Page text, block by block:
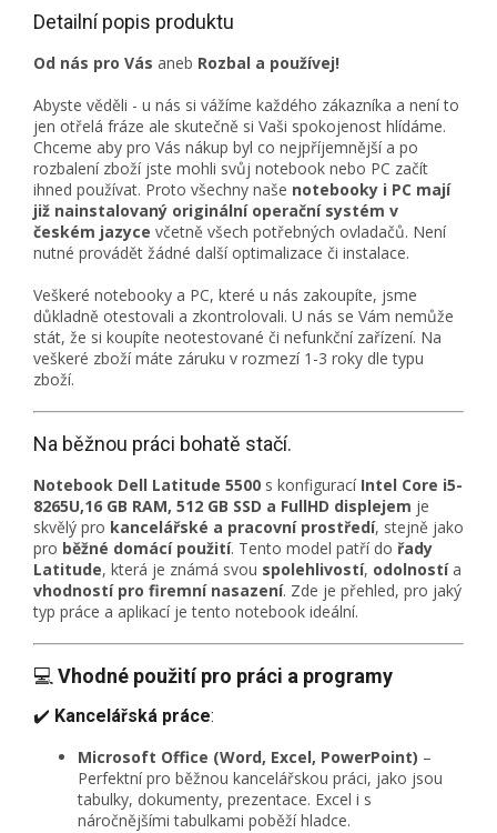
Detailní popis produktu
Od nás pro Vás aneb Rozbal a používej!
Abyste věděli - u nás si vážíme každého zákazníka a není to
jen otřelá fráze ale skutečně si Vaši spokojenost hlídáme.
Chceme aby pro Vás nákup byl co nejpříjemnější a po
rozbalení zboží jste mohli svůj notebook nebo PC začít
ihned používat. Proto všechny naše notebooky i PC mají
již nainstalovaný originální operační systém v
českém jazyce včetně všech potřebných ovladačů. Není
nutné provádět žádné další optimalizace či instalace.
Veškeré notebooky a PC, které u nás zakoupíte, jsme
důkladně otestovali a zkontrolovali. U nás se Vám nemůže
stát, že si koupíte neotestované či nefunkční zařízení. Na
veškeré zboží máte záruku v rozmezí 1-3 roky dle typu
zboží.
Na běžnou práci bohatě stačí.
Notebook Dell Latitude 5500 s konfigurací Intel Core i5-
8265U,16 GB RAM, 512 GB SSD a FullHD displejem je
skvělý pro kancelářské a pracovní prostředí, stejně jako
pro běžné domácí použití. Tento model patří do řady
Latitude, která je známá svou spolehlivostí, odolnostía
vhodností pro firemní nasazení. Zde je přehled, pro jaký
typ práce a aplikací je tento notebook ideální.
💻 Vhodné použití pro práci a programy
✔️ Kancelářská práce:
Microsoft Office (Word, Excel, PowerPoint) –
Perfektní pro běžnou kancelářskou práci, jako jsou
tabulky, dokumenty, prezentace. Excel i s
náročnějšími tabulkami poběží hladce.